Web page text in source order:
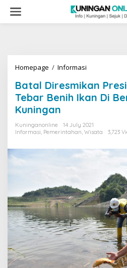
content
Homepage / Informasi
Presiden,
Bupati
Tebar
Ikan
Di
Kuningan
Batal Diresmikan
Tebar Benih Ikan Di
Kuningan
Kuninganonline
14 July 2021
Informasi, Pemerintahan, Wisata 3,723